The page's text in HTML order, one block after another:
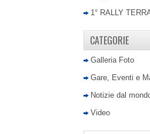
1° RALLY
CATEGORIE
Galleria Foto
Gare, Eventi e
Notizie dal
Video